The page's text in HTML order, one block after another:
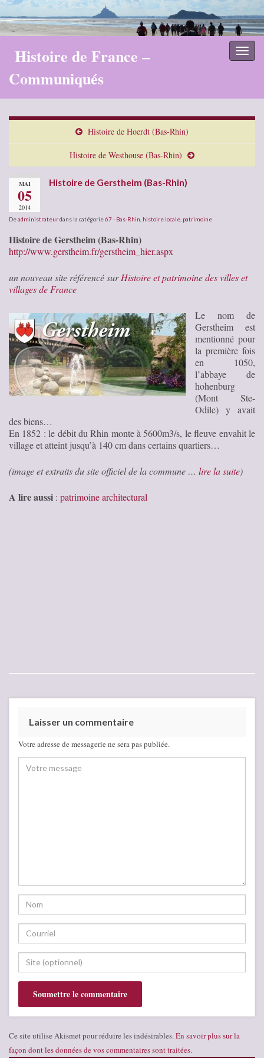
Histoire de France –
Communiqués
Histoire de Hoerdt (Bas-Rhin)
Histoire de Westhouse (Bas-Rhin)
MAI
05
2014
Histoire de Gerstheim (Bas-Rhin)
Deadministrateurdans la catégorie67 - Bas-Rhin histoire locale patrimoine
Histoire de Gerstheim (Bas-Rhin)
http://www.gerstheim.fr/gerstheim_hier.aspx
un nouveau site référencé surHistoire et patrimoine des villes et
villages de France
Le nom de
Gerstheim est
mentionné pour
la première fois
en 1050,
l’abbaye de
hohenburg
(Mont Ste-
Odile) y avait
des biens…
En 1852 : le débit du Rhin monte à 5600m3/s, le fleuve envahit le
village et atteint jusqu’à 140 cm dans certains quartiers…
(image et extraits du site officiel de la commune … lire la suite)
A lire aussi : patrimoine architectural
Laisser un commentaire
Votre adresse de messagerie ne sera pas publiée.
Ce site utilise Akismet pour réduire les indésirables. En savoir plus sur la
façon dont les données de vos commentaires sont traitées.